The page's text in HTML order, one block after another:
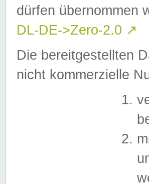
dürfen übernommen
DL-DE->Zero-2.0 ↗
Die bereitgestellten
nicht kommerzielle